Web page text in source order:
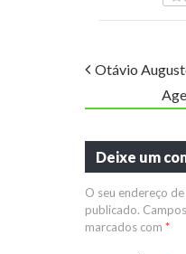
Otávio
Deixe um
O seu endereço
publicado.
marcados com *